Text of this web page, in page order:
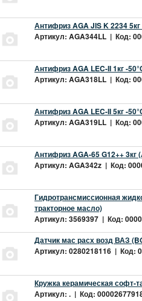
Антифриз AGA JIS K 2234
Артикул: AGA344LL | Код:
Антифриз AGA LEC-II 1кг -
Артикул: AGA318LL | Код:
Антифриз AGA LEC-II 5кг -
Артикул: AGA319LL | Код:
Антифриз AGA-65 G12++ 3кг
Артикул: AGA342z | Код:
Гидротрансмиссионная
тракторное масло)
Артикул: 3569397 | Код:
Датчик мас расх возд ВАЗ
Артикул: 0280218116 | Код:
Кружка керамическая софт-
Артикул: . | Код: